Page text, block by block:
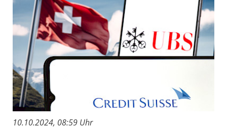
10.10.2024, 08:59 Uhr